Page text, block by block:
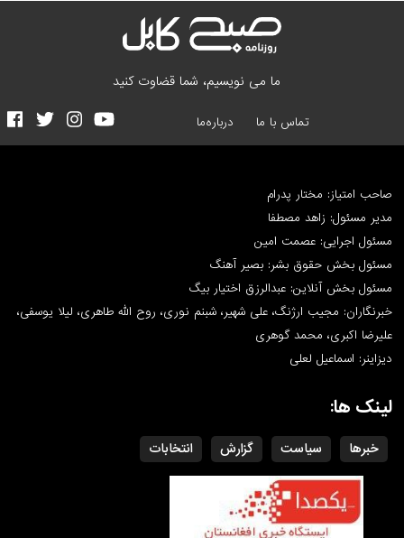
ما می نویسیم، شما قضاوت کنید
تماس با ما درباره‌ما
صاحب امتیاز: مختار پدرام
مدیر مسئول: زاهد مصطفا
مسئول اجرایی: عصمت امین
مسئول بخش حقوق بشر: بصیر آهنگ
مسئول بخش آنلاین: عبدالرزق اختیار بیگ
خبرنگاران: مجیب ارژنگ، علی شهیر، شبنم نوری، روح الله طاهری، لیلا یوسفی،
علیرضا اکبری، محمد گوهری
دیزاینر: اسماعیل لعلی
لینک ها:
خبرها سیاست گزارش انتخابات